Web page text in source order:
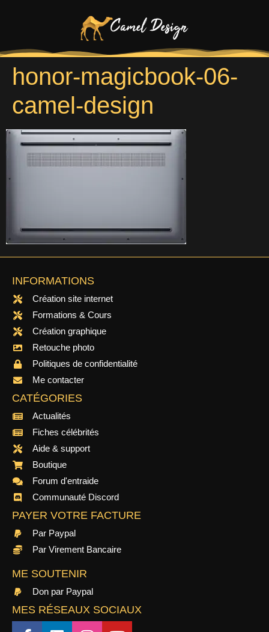
honor-magicbook-06-
camel-design
INFORMATIONS
Création site internet
Formations & Cours
Création graphique
Retouche photo
Politiques de confidentialité
Me contacter
CATÉGORIES
Actualités
Fiches célébrités
Aide & support
Boutique
Forum d'entraide
Communauté Discord
PAYER VOTRE FACTURE
Par Paypal
Par Virement Bancaire
ME SOUTENIR
Don par Paypal
MES RÉSEAUX SOCIAUX